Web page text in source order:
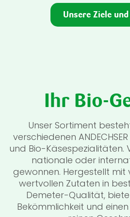
Unsere Ziele
Ihr Bio-
Unser Sortiment
verschiedenen
und Bio-Käsespezialitäten.
nationale oder
gewonnen. Hergestellt mit
wertvollen Zutaten in
Demeter-Qualität,
Bekömmlichkeit und